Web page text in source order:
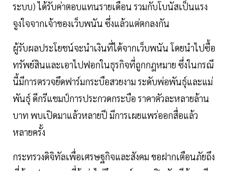
ระบบ) ได้รับค่าตอบแทนรายเดือน รวมกับโบนัสเป็นแรง
จูงใจจากเจ้าของเว็บพนัน ซึ่งแล้วแต่ตกลงกัน
ผู้รับผลประโยชน์จะนำเงินที่ได้จากเว็บพนัน โดยนำไปซื้อ
ทรัพย์สินและเอาไปฟอกในธุรกิจที่ถูกกฎหมาย ซึ่งในกรณี
นี้มีการตรวจยึดฟาร์มกระบือสวยงาม ระดับพ่อพันธุ์และแม่
พันธุ์ ดีกรีแชมป์การประกวดกระบือ ราคาตัวละหลายล้าน
บาท พบเปิดมาแล้วหลายปี มีการเผยแพร่ออกสื่อแล้ว
หลายครั้ง
กระทรวงดิจิทัลเพื่อเศรษฐกิจและสังคม ขอฝากเตือนภัยถึง